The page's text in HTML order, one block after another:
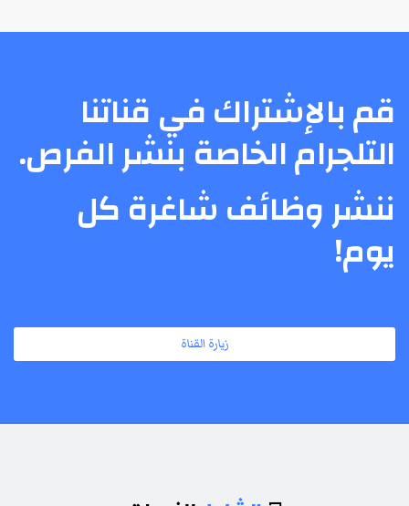
قم بالإشتراك في قناتنا
التلجرام الخاصة بنشر الفرص.
ننشر وظائف شاغرة كل
يوم!
زيارة القناة